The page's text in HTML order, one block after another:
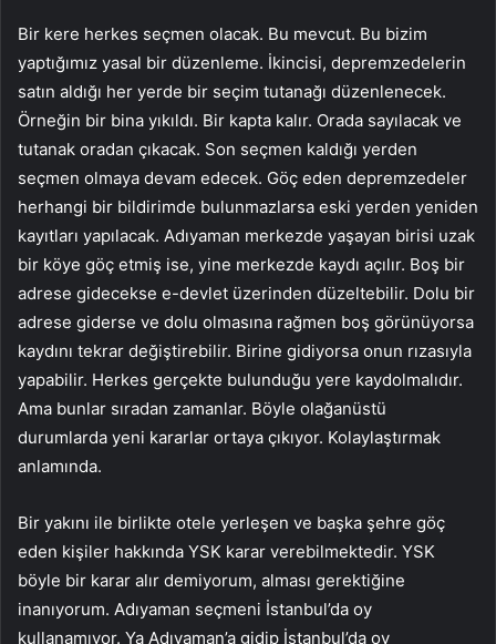
Bir kere herkes seçmen olacak. Bu mevcut. Bu bizim
yaptığımız yasal bir düzenleme. İkincisi, depremzedelerin
satın aldığı her yerde bir seçim tutanağı düzenlenecek.
Örneğin bir bina yıkıldı. Bir kapta kalır. Orada sayılacak ve
tutanak oradan çıkacak. Son seçmen kaldığı yerden
seçmen olmaya devam edecek. Göç eden depremzedeler
herhangi bir bildirimde bulunmazlarsa eski yerden yeniden
kayıtları yapılacak. Adıyaman merkezde yaşayan birisi uzak
bir köye göç etmiş ise, yine merkezde kaydı açılır. Boş bir
adrese gidecekse e-devlet üzerinden düzeltebilir. Dolu bir
adrese giderse ve dolu olmasına rağmen boş görünüyorsa
kaydını tekrar değiştirebilir. Birine gidiyorsa onun rızasıyla
yapabilir. Herkes gerçekte bulunduğu yere kaydolmalıdır.
Ama bunlar sıradan zamanlar. Böyle olağanüstü
durumlarda yeni kararlar ortaya çıkıyor. Kolaylaştırmak
anlamında.
Bir yakını ile birlikte otele yerleşen ve başka şehre göç
eden kişiler hakkında YSK karar verebilmektedir. YSK
böyle bir karar alır demiyorum, alması gerektiğine
inanıyorum. Adıyaman seçmeni İstanbul’da oy
kullanamıyor. Ya Adıyaman’a gidip İstanbul’da oy